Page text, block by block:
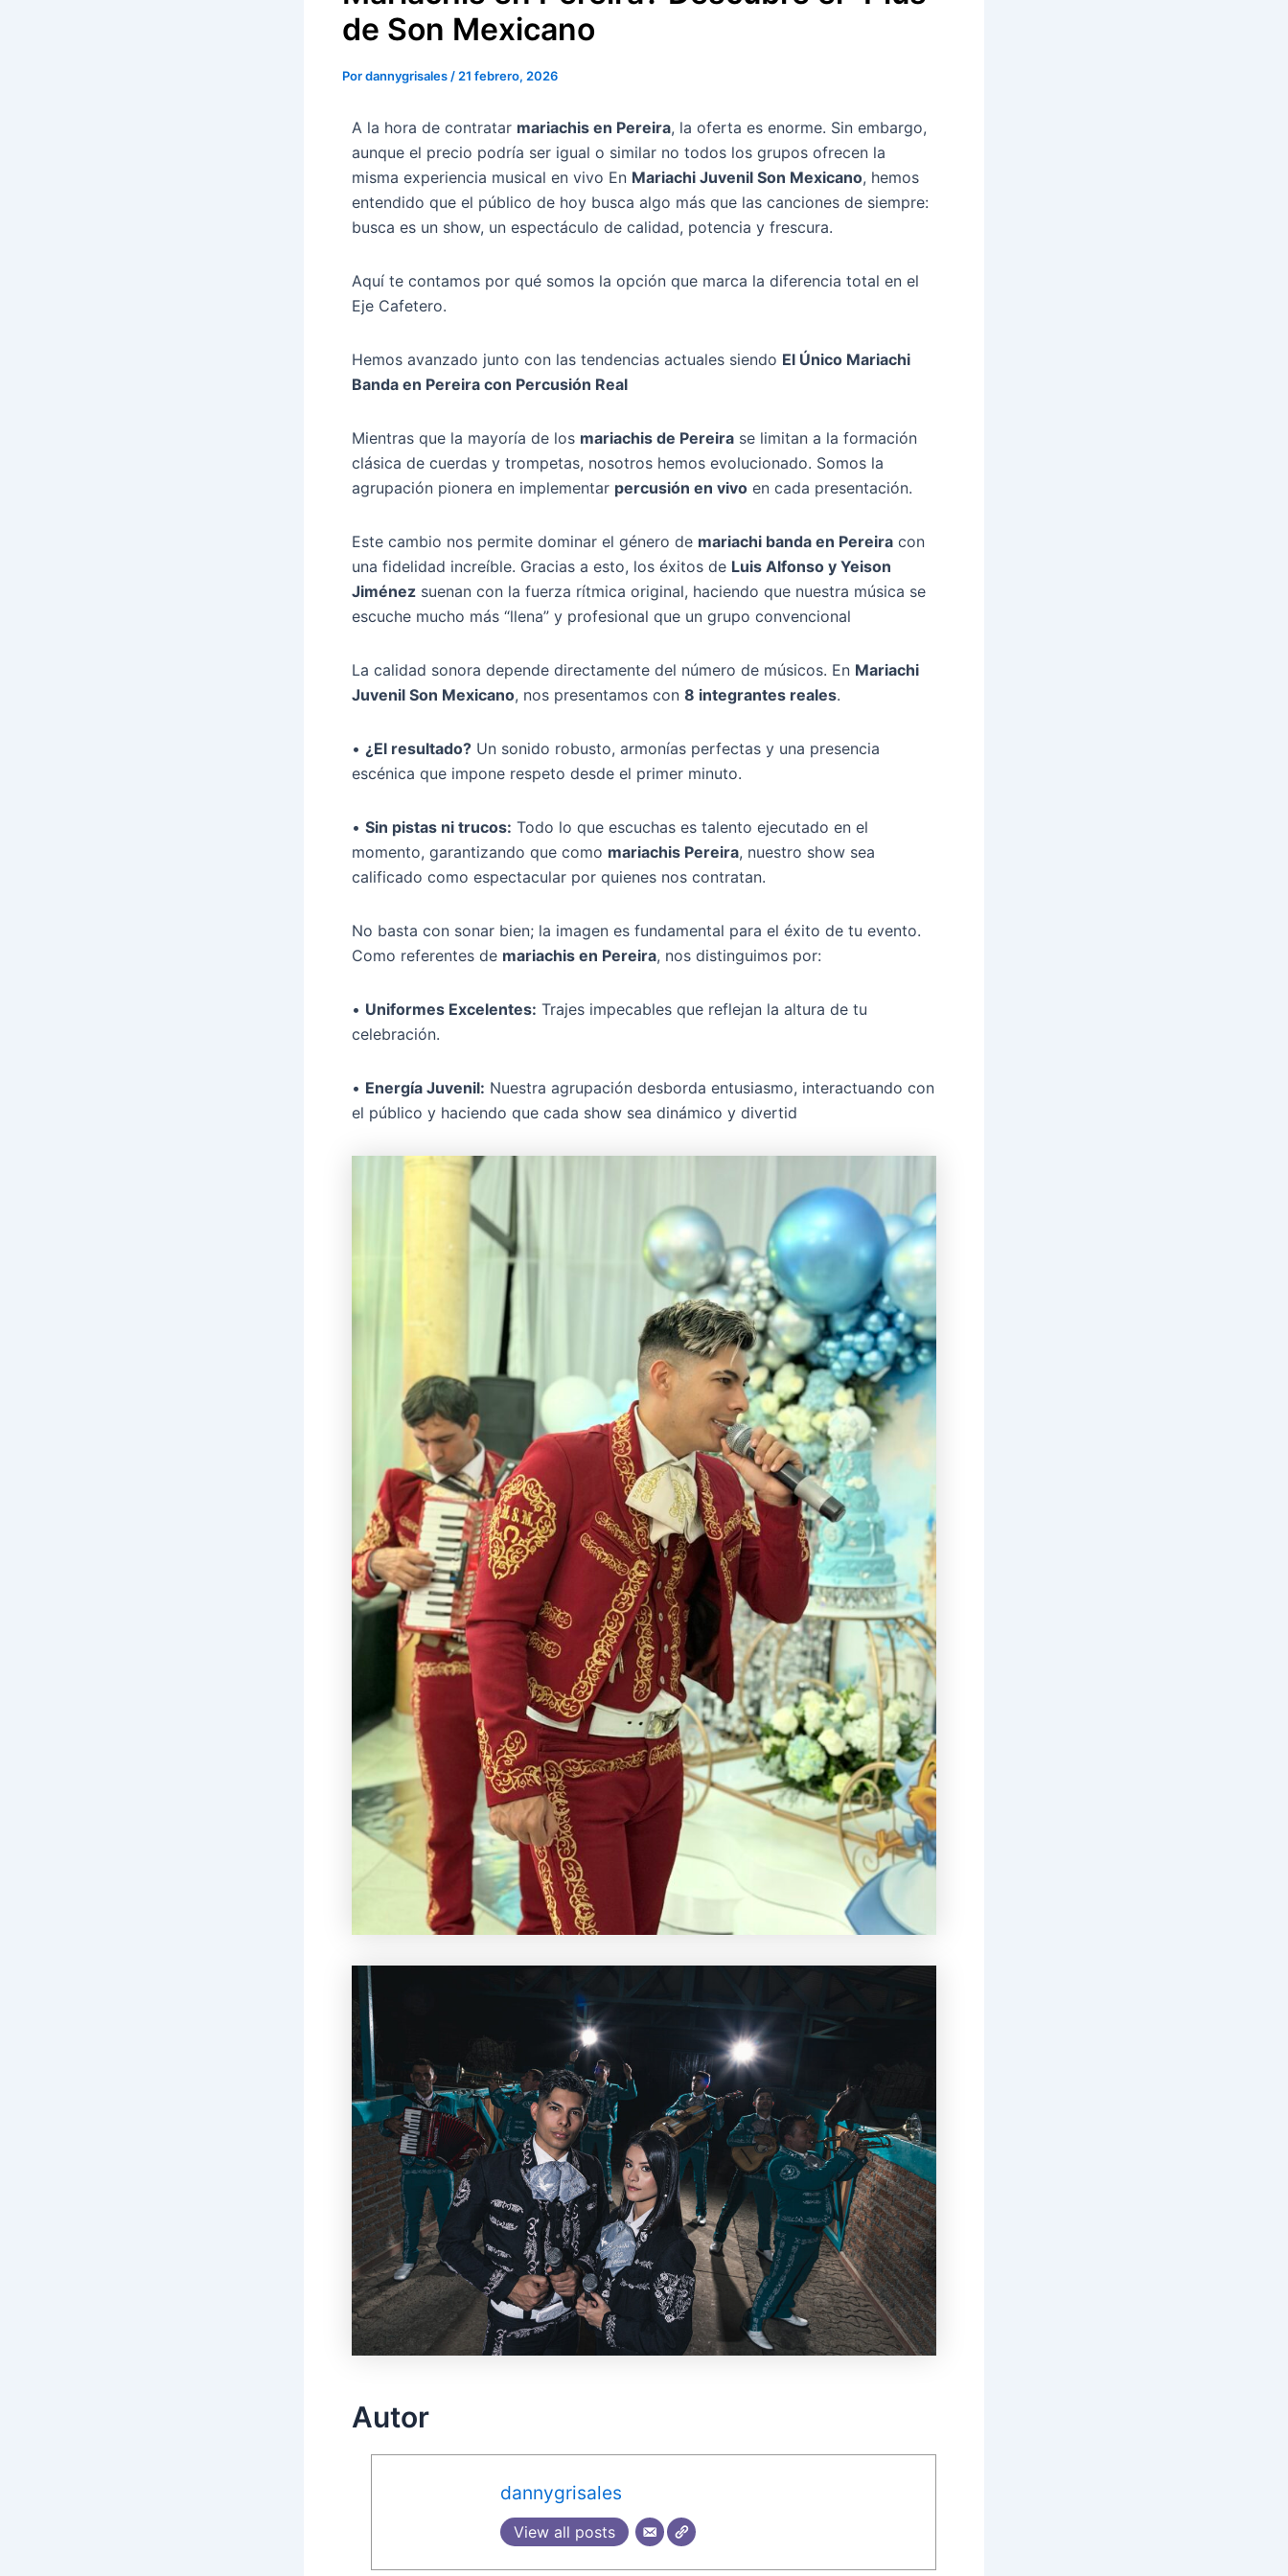
de Son Mexicano
Pordannygrisales / 21 febrero, 2026
A la hora de contratar mariachis en Pereira, la oferta es enorme. Sin embargo,
aunque el precio podría ser igual o similar no todos los grupos ofrecen la
misma experiencia musical en vivo En Mariachi Juvenil Son Mexicano, hemos
entendido que el público de hoy busca algo más que las canciones de siempre:
busca es un show, un espectáculo de calidad, potencia y frescura.
Aquí te contamos por qué somos la opción que marca la diferencia total en el
Eje Cafetero.
Hemos avanzado junto con las tendencias actuales siendo El Único Mariachi
Banda en Pereira con Percusión Real
Mientras que la mayoría de los mariachis de Pereira se limitan a la formación
clásica de cuerdas y trompetas, nosotros hemos evolucionado. Somos la
agrupación pionera en implementar percusión en vivo en cada presentación.
Este cambio nos permite dominar el género de mariachi banda en Pereira con
una fidelidad increíble. Gracias a esto, los éxitos de Luis Alfonso y Yeison
Jiménez suenan con la fuerza rítmica original, haciendo que nuestra música se
escuche mucho más “llena” y profesional que un grupo convencional
La calidad sonora depende directamente del número de músicos. En Mariachi
Juvenil Son Mexicano, nos presentamos con 8 integrantes reales.
• ¿El resultado? Un sonido robusto, armonías perfectas y una presencia
escénica que impone respeto desde el primer minuto.
• Sin pistas ni trucos: Todo lo que escuchas es talento ejecutado en el
momento, garantizando que como mariachis Pereira, nuestro show sea
calificado como espectacular por quienes nos contratan.
No basta con sonar bien; la imagen es fundamental para el éxito de tu evento.
Como referentes de mariachis en Pereira, nos distinguimos por:
• Uniformes Excelentes: Trajes impecables que reflejan la altura de tu
celebración.
• Energía Juvenil: Nuestra agrupación desborda entusiasmo, interactuando con
el público y haciendo que cada show sea dinámico y divertid
Autor
dannygrisales
View all posts